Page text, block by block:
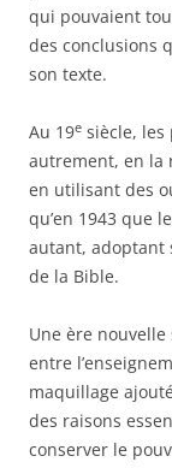
qui pouvaient
des conclusions
son texte.
Au 19e siècle, les
autrement, en la
en utilisant des
qu’en 1943 que
autant, adoptant
de la Bible.
Une ère
entre
maquillage
des raisons
conserver le